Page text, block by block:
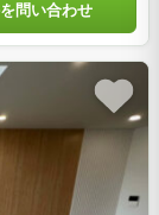
問い合わせ